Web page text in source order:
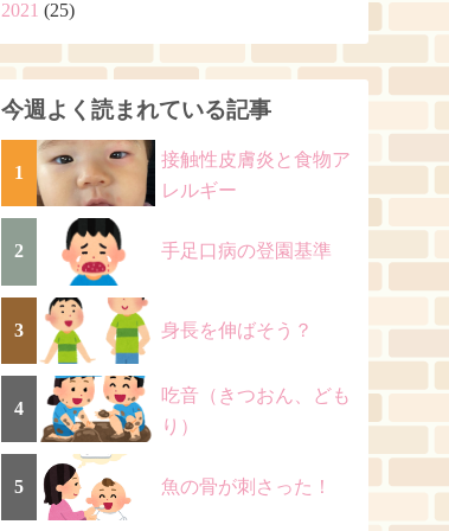
2021 (25)
今週よく読まれている記事
1
接触性皮膚炎と食物ア
レルギー
2 手足口病の登園基準
3 身長を伸ばそう？
4
吃音（きつおん、ども
り）
5 魚の骨が刺さった！